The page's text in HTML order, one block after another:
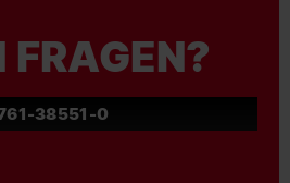
FRAGEN?
38551-0